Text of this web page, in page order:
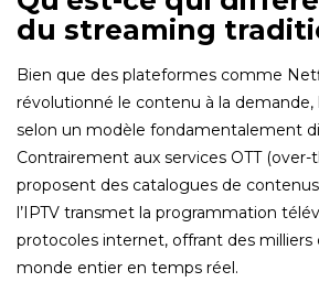
du streaming
Bien que des plateformes comme
révolutionné le contenu à la demande,
selon un modèle fondamentalement
Contrairement aux services OTT
proposent des catalogues de
l’IPTV transmet la programmation
protocoles internet, offrant des milliers
monde entier en temps réel.